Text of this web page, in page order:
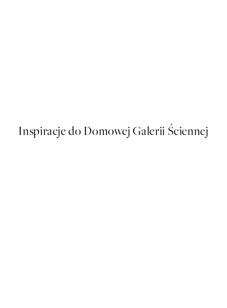
Inspiracje do Domowej Galerii Ściennej